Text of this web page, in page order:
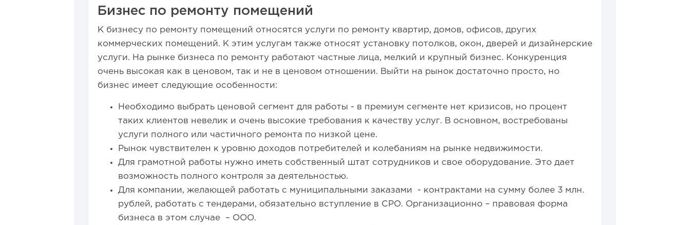
Бизнес по ремонту помещений
К бизнесу по ремонту помещений относятся услуги по ремонту квартир, домов, офисов, других
коммерческих помещений. К этим услугам также относят установку потолков, окон, дверей и дизайнерские
услуги. На рынке бизнеса по ремонту работают частные лица, мелкий и крупный бизнес. Конкуренция
очень высокая как в ценовом, так и не в ценовом отношении. Выйти на рынок достаточно просто, но
бизнес имеет следующие особенности:
Необходимо выбрать ценовой сегмент для работы - в премиум сегменте нет кризисов, но процент
таких клиентов невелик и очень высокие требования к качеству услуг. В основном, востребованы
услуги полного или частичного ремонта по низкой цене.
Рынок чувствителен к уровню доходов потребителей и колебаниям на рынке недвижимости.
Для грамотной работы нужно иметь собственный штат сотрудников и свое оборудование. Это дает
возможность полного контроля за деятельностью.
Для компании, желающей работать с муниципальными заказами - контрактами на сумму более 3 млн.
рублей, работать с тендерами, обязательно вступление в СРО. Организационно – правовая форма
бизнеса в этом случае – ООО.